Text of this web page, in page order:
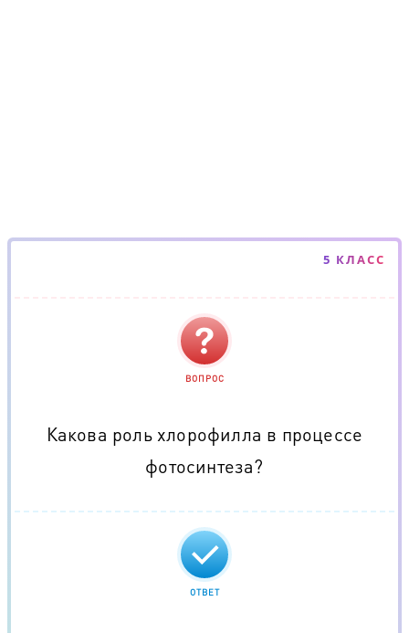
5 КЛАСС
ВОПРОС
Какова роль хлорофилла в процессе
фотосинтеза?
ОТВЕТ